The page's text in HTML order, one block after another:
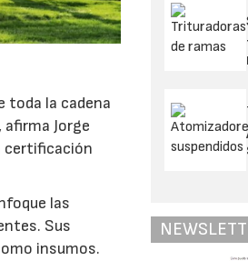
toda la cadena
Jorge
certificación
las
Sus
insumos.